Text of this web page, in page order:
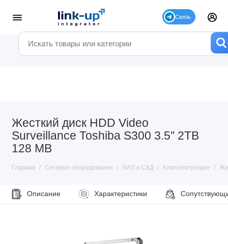
Жесткий диск HDD Video
Surveillance Toshiba S300 3.5'' 2TB
128 MB
Главная Сетевое оборудование NAS и СХД Комплектующие
Описание Характеристики